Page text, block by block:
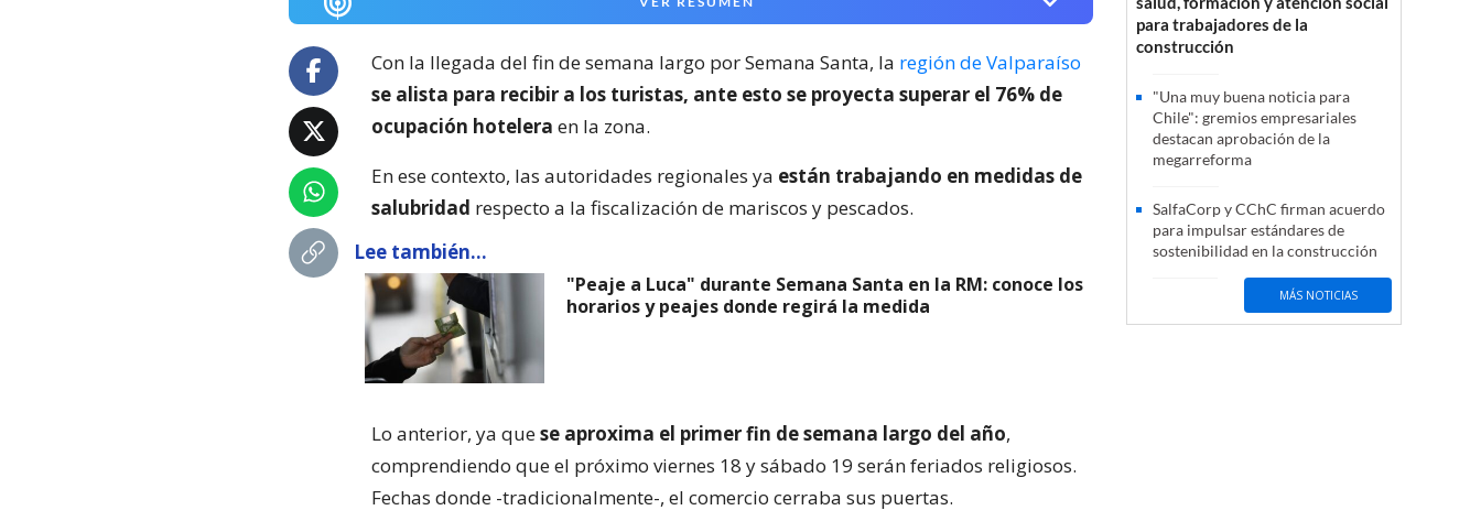
Con la llegada del fin de semana largo por Semana Santa, la región de Valparaíso
se alista para recibir a los turistas, ante esto se proyecta superar el 76% de
ocupación hotelera en la zona.
En ese contexto, las autoridades regionales ya están trabajando en medidas de
salubridad respecto a la fiscalización de mariscos y pescados.
Lee también...
"Peaje a Luca" durante Semana Santa en la RM: conoce los
horarios y peajes donde regirá la medida
Lo anterior, ya quese aproxima el primer fin de semana largo del año,
comprendiendo que el próximo viernes 18 y sábado 19 serán feriados religiosos.
Fechas donde -tradicionalmente-, el comercio cerraba sus puertas.
para trabajadores de la
construcción
"Una muy buena noticia para
Chile": gremios empresariales
destacan aprobación de la
megarreforma
SalfaCorp y CChC firman acuerdo
para impulsar estándares de
sostenibilidad en la construcción
MÁS NOTICIAS